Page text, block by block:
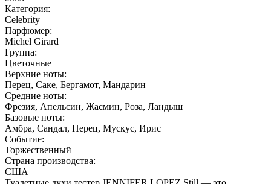
Категория:
Celebrity
Парфюмер:
Michel Girard
Группа:
Цветочные
Верхние ноты:
Перец, Саке, Бергамот, Мандарин
Средние ноты:
Фрезия, Апельсин, Жасмин, Роза, Ландыш
Базовые ноты:
Амбра, Сандал, Перец, Мускус, Ирис
Событие:
Торжественный
Страна производства:
США